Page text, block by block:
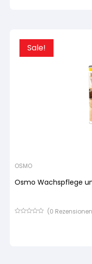
Sale!
OSMO
Osmo Wachspflege
(0